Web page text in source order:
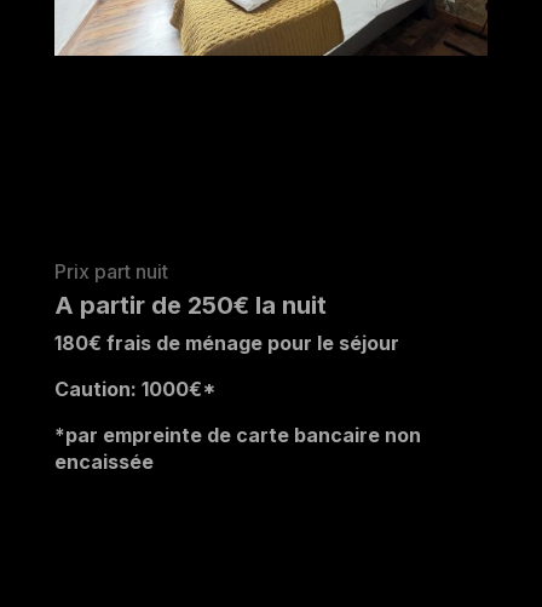
Prix part nuit
A partir de 250€ la nuit
180€ frais de ménage pour le séjour
Caution: 1000€*
*par empreinte de carte bancaire non
encaissée